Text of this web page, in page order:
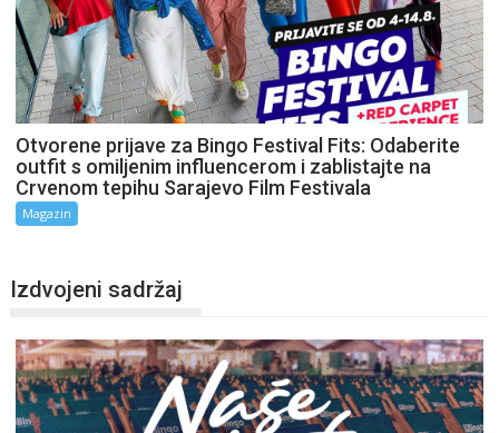
Otvorene prijave za Bingo Festival Fits: Odaberite
outfit s omiljenim influencerom i zablistajte na
Crvenom tepihu Sarajevo Film Festivala
Magazin
Izdvojeni sadržaj